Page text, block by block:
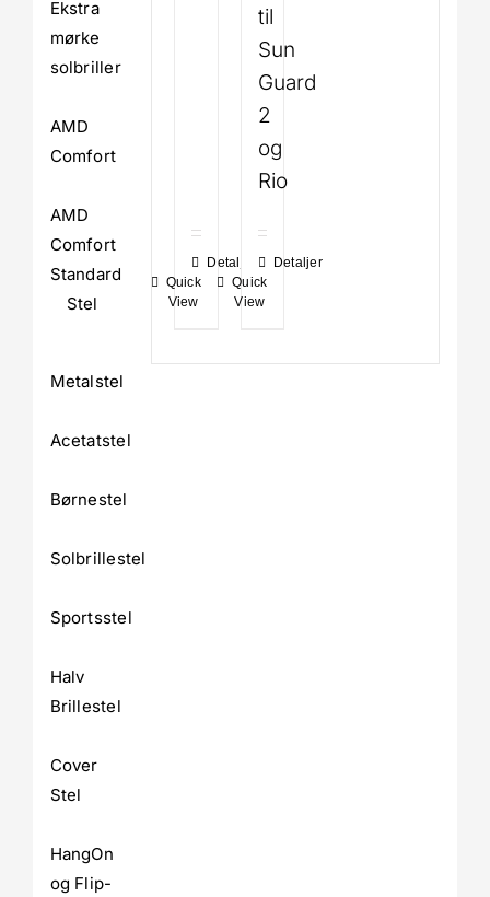
Ekstra
mørke
solbriller
AMD
Comfort
AMD
Comfort
Standard
Stel
Metalstel
Acetatstel
Børnestel
Solbrillestel
Sportsstel
Halv
Brillestel
Cover
Stel
HangOn
og Flip-
Detaljer
Quick
View
til
Sun
Guard
2
og
Rio
Detaljer
Quick
View